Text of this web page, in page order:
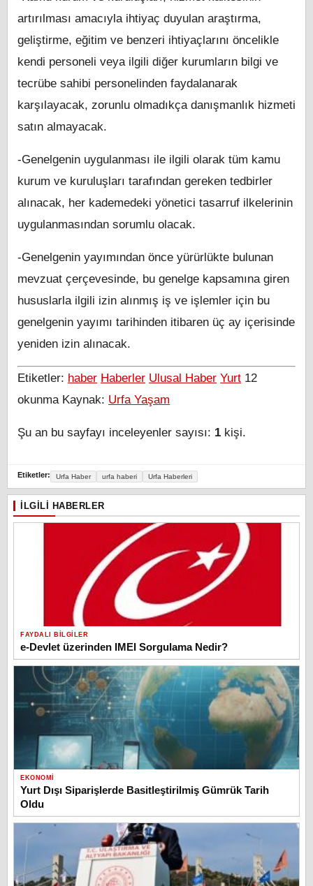
artırılması amacıyla ihtiyaç duyulan araştırma,
geliştirme, eğitim ve benzeri ihtiyaçlarını öncelikle
kendi personeli veya ilgili diğer kurumların bilgi ve
tecrübe sahibi personelinden faydalanarak
karşılayacak, zorunlu olmadıkça danışmanlık hizmeti
satın almayacak.
-Genelgenin uygulanması ile ilgili olarak tüm kamu
kurum ve kuruluşları tarafından gereken tedbirler
alınacak, her kademedeki yönetici tasarruf ilkelerinin
uygulanmasından sorumlu olacak.
-Genelgenin yayımından önce yürürlükte bulunan
mevzuat çerçevesinde, bu genelge kapsamına giren
hususlarla ilgili izin alınmış iş ve işlemler için bu
genelgenin yayımı tarihinden itibaren üç ay içerisinde
yeniden izin alınacak.
Etiketler: haber Haberler Ulusal Haber Yurt 12
okunma Kaynak: Urfa Yaşam
Şu an bu sayfayı inceleyenler sayısı: 1 kişi.
Etiketler: Urfa Haber urfa haberi Urfa Haberleri
İLGILI HABERLER
FAYDALI BILGILER
e-Devlet üzerinden IMEI Sorgulama Nedir?
EKONOMI
Yurt Dışı Siparişlerde Basitleştirilmiş Gümrük Tarih
Oldu